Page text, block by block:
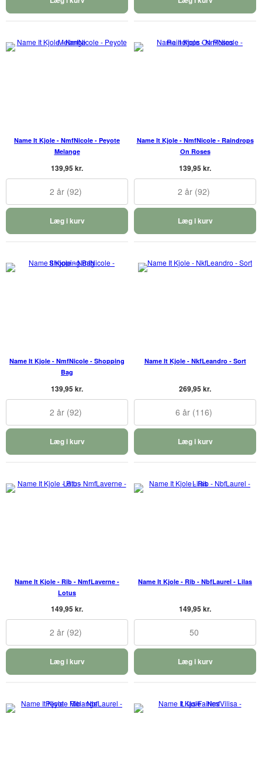
Name It Kjole - NmfNicole - Peyote
Melange
139,95 kr.
2 år (92)
Læg i kurv
Name It Kjole - NmfNicole - Raindrops
On Roses
139,95 kr.
2 år (92)
Læg i kurv
Name It Kjole - NmfNicole - Shopping
Bag
139,95 kr.
2 år (92)
Læg i kurv
Name It Kjole - NkfLeandro - Sort
269,95 kr.
6 år (116)
Læg i kurv
Name It Kjole - Rib - NmfLaverne -
Lotus
149,95 kr.
2 år (92)
Læg i kurv
Name It Kjole - Rib - NbfLaurel - Lilas
149,95 kr.
50
Læg i kurv